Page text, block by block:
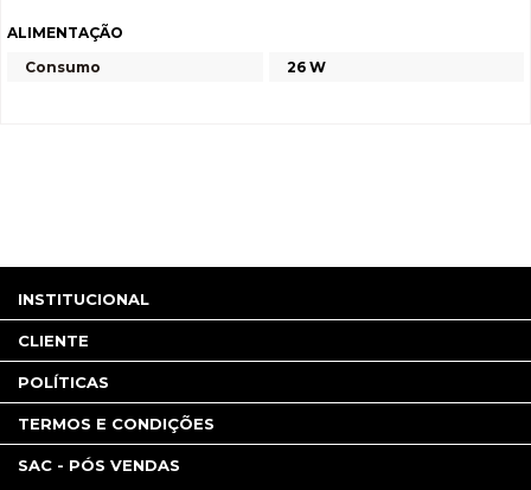
ALIMENTAÇÃO
Consumo
26 W
INSTITUCIONAL
CLIENTE
POLÍTICAS
TERMOS E CONDIÇÕES
SAC - PÓS VENDAS